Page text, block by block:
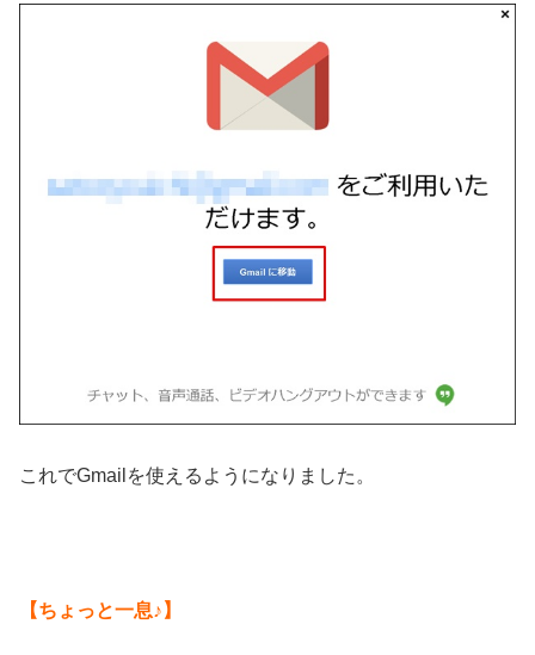
これでGmailを使えるようになりました。
【ちょっと一息♪】